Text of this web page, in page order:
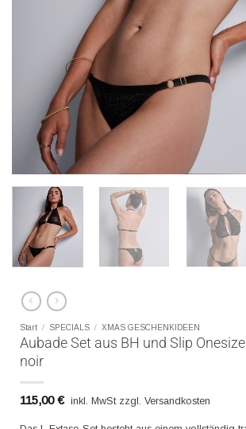
Start / SPECIALS / XMAS GESCHENKIDEEN
Aubade Set aus BH und Slip
noir
115,00€ inkl. MwSt zzgl. Versandkosten